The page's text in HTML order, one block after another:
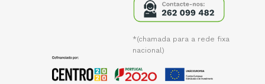
*(chamada para a rede fixa
nacional)